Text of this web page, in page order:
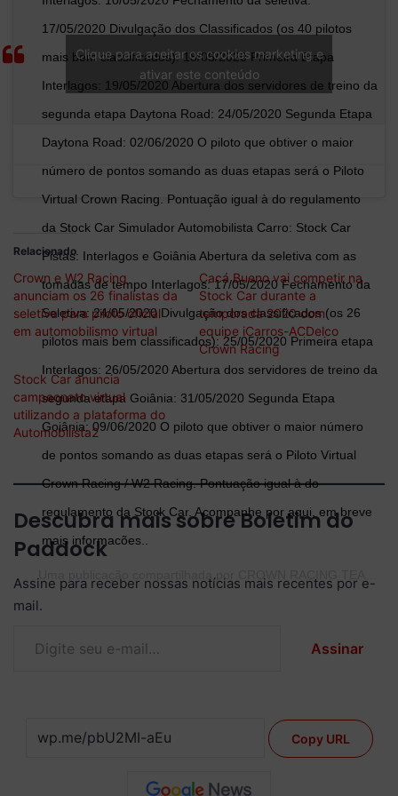
17/05/2020 Divulgação dos Classificados (os 40 pilotos
mais bem classificados): 18/05/2020 Primeira Etapa
Interlagos: 19/05/2020 Abertura dos servidores de treino da
segunda etapa Daytona Road: 24/05/2020 Segunda Etapa
Daytona Road: 02/06/2020 O piloto que obtiver o maior
número de pontos somando as duas etapas será o Piloto
Virtual Crown Racing. Pontuação igual à do regulamento
da Stock Car Simulador Automobilista Carro: Stock Car
Pistas: Interlagos e Goiânia Abertura da seletiva com as
tomadas de tempo Interlagos: 17/05/2020 Fechamento da
Seletiva: 24/05/2020 Divulgação dos classificados (os 26
pilotos mais bem classificados): 25/05/2020 Primeira etapa
Interlagos: 26/05/2020 Abertura dos servidores de treino da
segunda etapa Goiânia: 31/05/2020 Segunda Etapa
Goiânia: 09/06/2020 O piloto que obtiver o maior número
de pontos somando as duas etapas será o Piloto Virtual
Crown Racing / W2 Racing. Pontuação igual à do
regulamento da Stock Car. Acompanhe por aqui, em breve
mais informacões..
Uma publicação compartilhada por
Clique para aceitar os cookies marketing e
ativar este conteúdo
Relacionado
Crown e W2 Racing
anunciam os 26 finalistas da
seletiva para piloto oficial
em automobilismo virtual
Cacá Bueno vai competir na
Stock Car durante a
temporada 2020 com
equipe iCarros-ACDelco
Crown Racing
Stock Car anuncia
campeonato virtual
utilizando a plataforma do
Automobilista2
Descubra mais sobre Boletim do
Paddock
Assine para receber nossas notícias mais recentes por e-
mail.
Assinar
Copy URL